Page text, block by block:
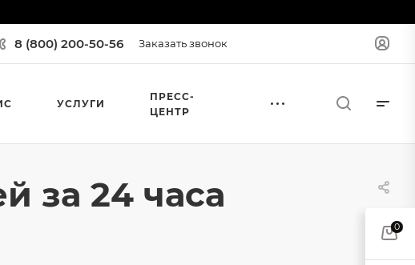
8 (800) 200-50-56 Заказать звонок
УСЛУГИ
ПРЕСС-
ЦЕНТР
за 24 часа
0